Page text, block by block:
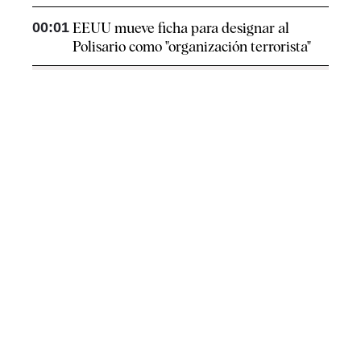
00:01 EEUU mueve ficha para designar al
Polisario como "organización terrorista"